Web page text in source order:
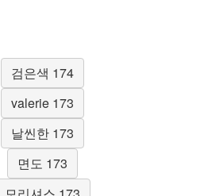
검은색 174
valerie 173
날씬한 173
면도 173